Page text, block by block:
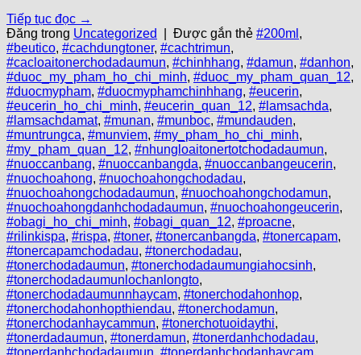
Tiếp tục đọc →
Đăng trong Uncategorized Được gắn thẻ #200ml ,
#beutico, #cachdungtoner, #cachtrimun,
#cacloaitonerchodadaumun, #chinhhang, #damun, #danhon,
#duoc_my_pham_ho_chi_minh, #duoc_my_pham_quan_12,
#duocmypham, #duocmyphamchinhhang, #eucerin,
#eucerin_ho_chi_minh, #eucerin_quan_12, #lamsachda,
#lamsachdamat, #munan, #munboc, #mundauden,
#muntrungca, #munviem, #my_pham_ho_chi_minh,
#my_pham_quan_12, #nhungloaitonertotchodadaumun,
#nuoccanbang, #nuoccanbangda, #nuoccanbangeucerin,
#nuochoahong, #nuochoahongchodadau,
#nuochoahongchodadaumun, #nuochoahongchodamun,
#nuochoahongdanhchodadaumun, #nuochoahongeucerin,
#obagi_ho_chi_minh, #obagi_quan_12, #proacne,
#rilinkispa, #rispa, #toner, #tonercanbangda, #tonercapam,
#tonercapamchodadau, #tonerchodadau,
#tonerchodadaumun, #tonerchodadaumungiahocsinh,
#tonerchodadaumunlochanlongto,
#tonerchodadaumunnhaycam, #tonerchodahonhop,
#tonerchodahonhopthiendau, #tonerchodamun,
#tonerchodanhaycammun, #tonerchotuoidaythi,
#tonerdadaumun, #tonerdamun, #tonerdanhchodadau,